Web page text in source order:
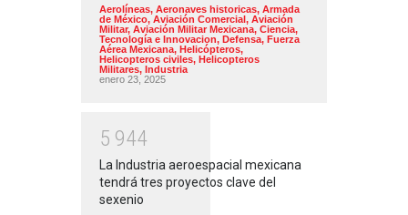
Aerolíneas, Aeronaves historicas, Armada
de México, Aviación Comercial, Aviación
Militar, Aviación Militar Mexicana, Ciencia,
Tecnología e Innovacion, Defensa, Fuerza
Aérea Mexicana, Helicópteros,
Helicopteros civiles, Helicopteros
Militares, Industria
enero 23, 2025
5 944
La Industria aeroespacial mexicana
tendrá tres proyectos clave del
sexenio